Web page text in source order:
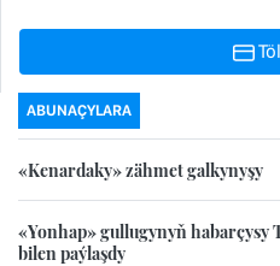
ABUNAÇYLARA
«Kenardaky» zähmet galkynyşy
«Yonhap» gullugynyň
bilen paýlaşdy